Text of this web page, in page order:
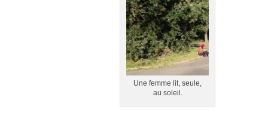
Une femme lit, seule,
au soleil.